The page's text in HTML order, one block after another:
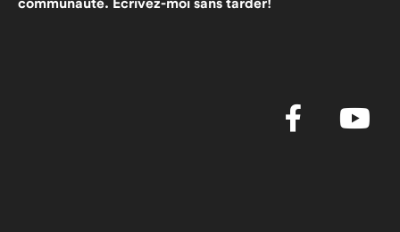
communauté. Écrivez-moi sans tarder!